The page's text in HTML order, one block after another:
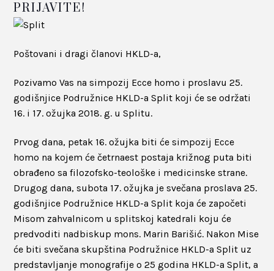
PRIJAVITE!
Poštovani i dragi članovi HKLD-a,
Pozivamo Vas na simpozij Ecce homo i proslavu 25.
godišnjice Podružnice HKLD-a Split koji će se održati
16. i 17. ožujka 2018. g. u Splitu.
Prvog dana, petak 16. ožujka biti će simpozij Ecce
homo na kojem će četrnaest postaja križnog puta biti
obrađeno sa filozofsko-teološke i medicinske strane.
Drugog dana, subota 17. ožujka je svečana proslava 25.
godišnjice Podružnice HKLD-a Split koja će započeti
Misom zahvalnicom u splitskoj katedrali koju će
predvoditi nadbiskup mons. Marin Barišić. Nakon Mise
će biti svečana skupština Podružnice HKLD-a Split uz
predstavljanje monografije o 25 godina HKLD-a Split, a